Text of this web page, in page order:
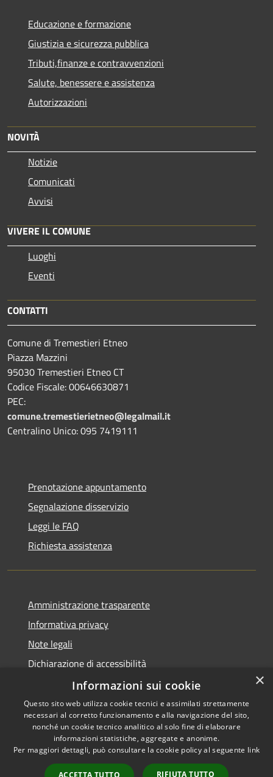
Educazione e formazione
Giustizia e sicurezza pubblica
Tributi,finanze e contravvenzioni
Salute, benessere e assistenza
Autorizzazioni
NOVITÀ
Notizie
Comunicati
Avvisi
VIVERE IL COMUNE
Luoghi
Eventi
CONTATTI
Comune di Tremestieri Etneo
Piazza Mazzini
95030 Tremestieri Etneo CT
Codice Fiscale: 00646630871
PEC:
comune.tremestierietneo@legalmail.it
Centralino Unico: 095 7419111
Prenotazione appuntamento
Segnalazione disservizio
Leggi le FAQ
Richiesta assistenza
Amministrazione trasparente
Informativa privacy
Note legali
Dichiarazione di accessibilità
Sito istituzionale precedente
RSS
Accessibilità
Copyright © 2026 • Comune di
Tremestieri Etneo • Powered
byMunicipium Accesso
×
Informazioni sui cookie
Questo sito web utilizza cookie tecnici e assimilati strettamente
necessari al corretto funzionamento e alla navigazione del sito,
nonché un cookie tecnico analitico al solo fine di elaborare
informazioni statistiche, aggregate e anonime.
Per maggiori dettagli, può consultare la cookie policy al seguente link
ACCETTA TUTTO RIFIUTA TUTTO